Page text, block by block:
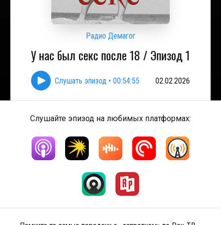
Радио Демагог
У нас был секс после 18 / Эпизод 1
Слушать эпизод • 00:54:55 02.02.2026
Слушайте эпизод на любимых платформах: